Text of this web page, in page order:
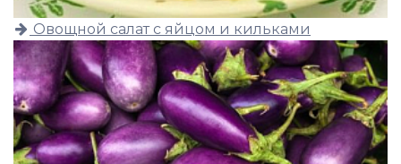
Овощной салат с яйцом и кильками